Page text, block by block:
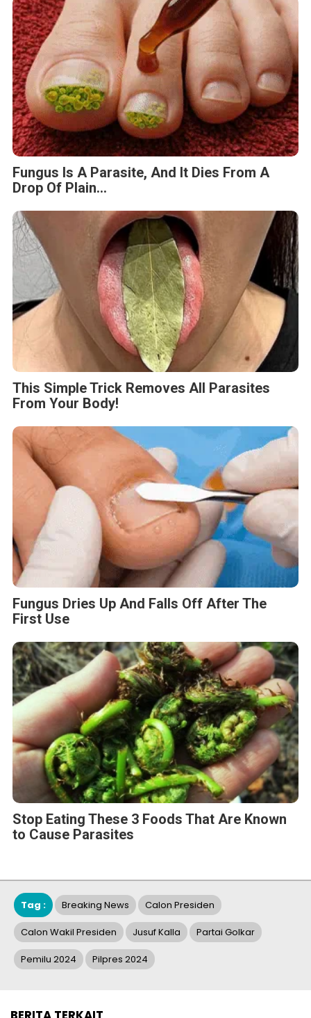
Fungus Is A Parasite, And It Dies From A
Drop Of Plain...
This Simple Trick Removes All Parasites
From Your Body!
Fungus Dries Up And Falls Off After The
First Use
Stop Eating These 3 Foods That Are Known
to Cause Parasites
Tag : Breaking News Calon Presiden
Calon Wakil Presiden Jusuf Kalla Partai Golkar
Pemilu 2024 Pilpres 2024